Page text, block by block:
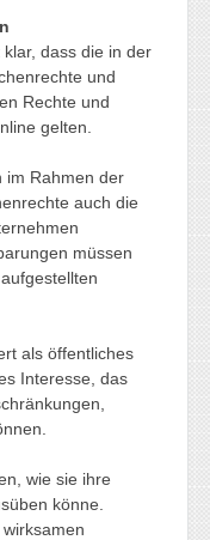
dass die in der
und
Rechte und
gelten.
im Rahmen der
auch die
müssen
als öffentliches
Interesse, das
wie sie ihre
könne.